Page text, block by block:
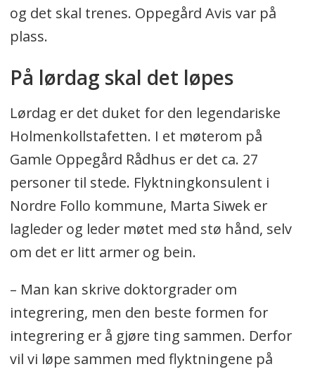
og det skal trenes. Oppegård Avis var på
plass.
På lørdag skal det løpes
Lørdag er det duket for den legendariske
Holmenkollstafetten. I et møterom på
Gamle Oppegård Rådhus er det ca. 27
personer til stede. Flyktningkonsulent i
Nordre Follo kommune, Marta Siwek er
lagleder og leder møtet med stø hånd, selv
om det er litt armer og bein.
– Man kan skrive doktorgrader om
integrering, men den beste formen for
integrering er å gjøre ting sammen. Derfor
vil vi løpe sammen med flyktningene på